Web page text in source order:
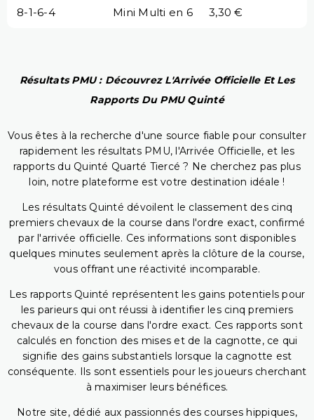
8-1-6-4
Mini Multi en 6 3,30 €
Résultats PMU : Découvrez L'Arrivée Officielle Et Les
Rapports Du PMU Quinté
Vous êtes à la recherche d'une source fiable pour consulter
rapidement les résultats PMU, l'Arrivée Officielle, et les
rapports du Quinté Quarté Tiercé ? Ne cherchez pas plus
loin, notre plateforme est votre destination idéale !
Les résultats Quinté dévoilent le classement des cinq
premiers chevaux de la course dans l'ordre exact, confirmé
par l'arrivée officielle. Ces informations sont disponibles
quelques minutes seulement après la clôture de la course,
vous offrant une réactivité incomparable.
Les rapports Quinté représentent les gains potentiels pour
les parieurs qui ont réussi à identifier les cinq premiers
chevaux de la course dans l'ordre exact. Ces rapports sont
calculés en fonction des mises et de la cagnotte, ce qui
signifie des gains substantiels lorsque la cagnotte est
conséquente. Ils sont essentiels pour les joueurs cherchant
à maximiser leurs bénéfices.
Notre site, dédié aux passionnés des courses hippiques,